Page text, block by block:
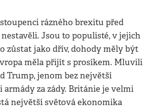
rázného brexitu před
Jsou to populisté, v jejich
zůstat jako dřív, dohody měly být
měla přijít s prosíkem. Mluvili
Trump, jenom bez největší
za zády. Británie je velmi
největší světová ekonomika